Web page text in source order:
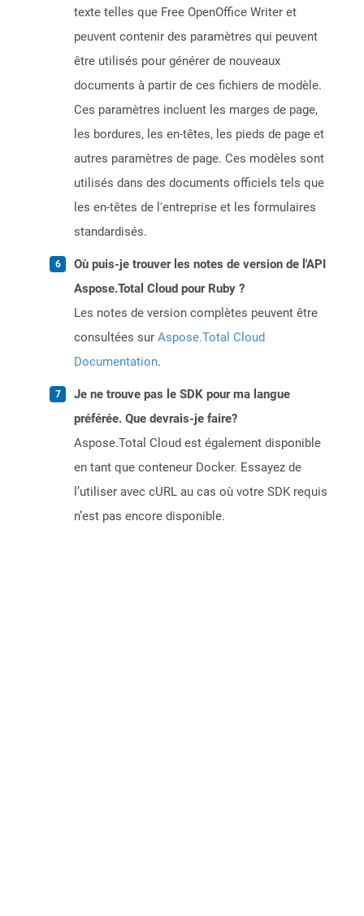
texte telles que Free OpenOffice Writer et
peuvent contenir des paramètres qui peuvent
être utilisés pour générer de nouveaux
documents à partir de ces fichiers de modèle.
Ces paramètres incluent les marges de page,
les bordures, les en-têtes, les pieds de page et
autres paramètres de page. Ces modèles sont
utilisés dans des documents officiels tels que
les en-têtes de l'entreprise et les formulaires
standardisés.
Où puis-je trouver les notes de version de l'API
Aspose.Total Cloud pour Ruby ?
Les notes de version complètes peuvent être
consultées sur Aspose.Total Cloud
Documentation.
Je ne trouve pas le SDK pour ma langue
préférée. Que devrais-je faire?
Aspose.Total Cloud est également disponible
en tant que conteneur Docker. Essayez de
l’utiliser avec cURL au cas où votre SDK requis
n’est pas encore disponible.